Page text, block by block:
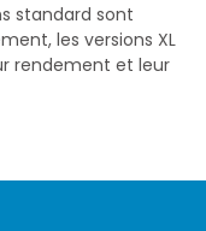
standard sont
les versions XL
rendement et leur